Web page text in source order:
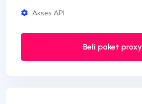
Akses API
Beli paket proxy